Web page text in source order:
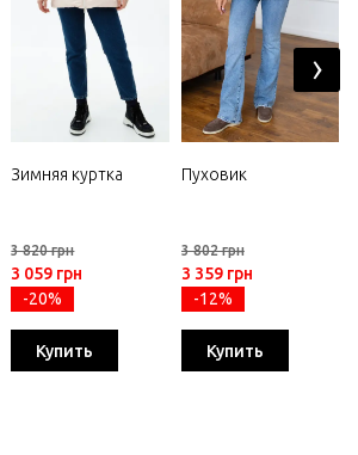
Зимняя куртка
3 820 грн
3 059 грн
-20%
Купить
Пуховик
3 802 грн
3 359 грн
-12%
Купить
›